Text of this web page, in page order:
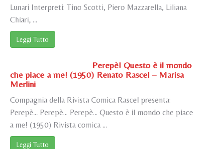
Lunari Interpreti: Tino Scotti, Piero Mazzarella, Liliana
Chiari, ...
Leggi Tutto
Perepè! Questo è il mondo
che piace a me! (1950) Renato Rascel – Marisa
Merlini
Compagnia della Rivista Comica Rascel presenta:
Perepè... Perepè... Perepè... Questo è il mondo che piace
a me! (1950) Rivista comica ...
Leggi Tutto